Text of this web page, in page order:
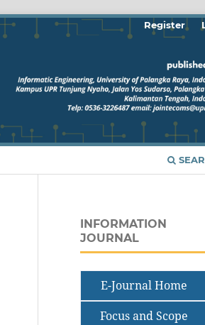
Register
INFORMATION
JOURNAL
E-Journal Home
Focus and Scope